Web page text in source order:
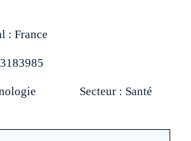
: France
Secteur : Santé